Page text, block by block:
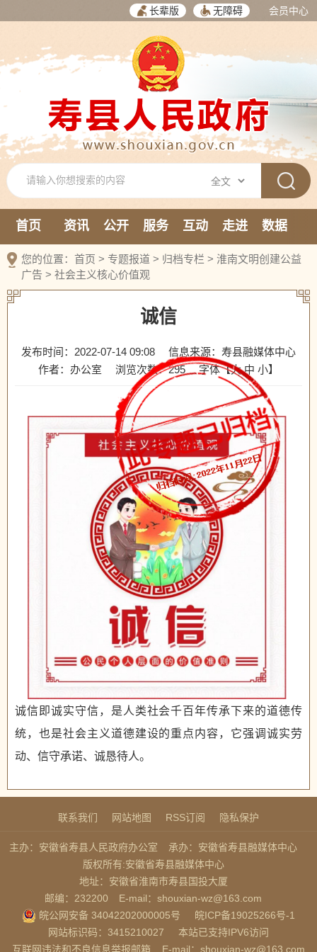
长辈版 无障碍 会员中心
首页 资讯 公开 服务 互动 走进
数据
新媒体
您的位置： 首页 > 专题报道 > 归档专栏 > 淮南文明创建公益
广告 > 社会主义核心价值观
诚信
发布时间：2022-07-14 09:08
信息来源：寿县融媒体中心
作者：办公室
浏览次数：295 字体【大 中 小】
诚信即诚实守信，是人类社会千百年传承下来的道德传
统，也是社会主义道德建设的重点内容，它强调诚实劳
动、信守承诺、诚恳待人。
联系我们 网站地图 RSS订阅 隐私保护
主办：安徽省寿县人民政府办公室
承办：安徽省寿县融媒体中心
版权所有:安徽省寿县融媒体中心
地址：安徽省淮南市寿县国投大厦
邮编：232200
E-mail：shouxian-wz@163.com
皖公网安备 34042202000005号
皖ICP备19025266号-1
网站标识码：3415210027
本站已支持IPV6访问
互联网违法和不良信息举报邮箱
E-mail：shouxian-wz@163.com